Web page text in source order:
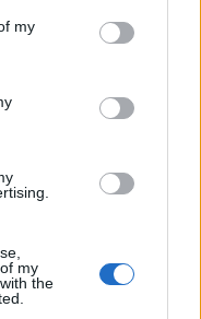
Política de
opción de
en cuenta que
de exclusión, es
basados en intereses
por nosotros o
antes de su
adicional de
en la Lista de
my
my
the